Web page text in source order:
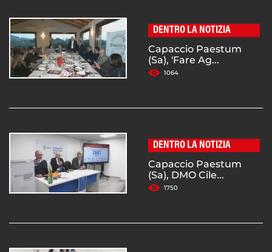
DENTRO LA NOTIZIA
Capaccio Paestum
(Sa), 'Fare Ag...
1064
DENTRO LA NOTIZIA
Capaccio Paestum
(Sa), DMO Cile...
1750